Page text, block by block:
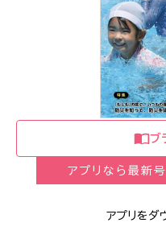
ブ
アプリなら最新
アプリをダ